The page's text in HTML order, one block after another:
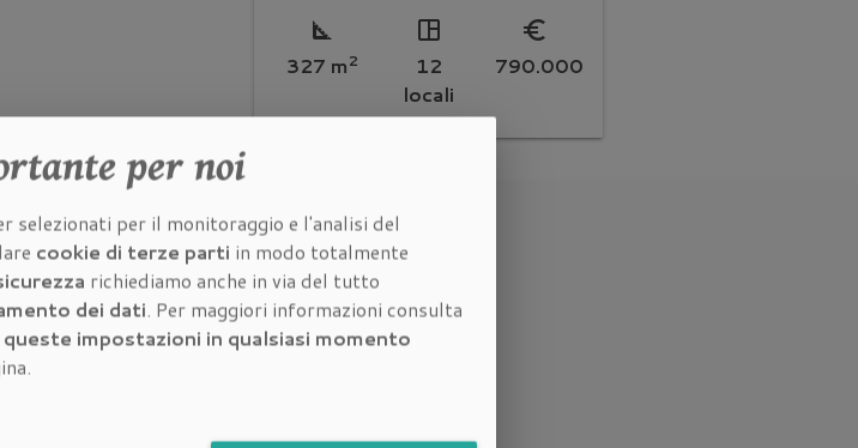
square_foot
327 m2
space_dashboard
12
locali
euro_symbol
790.000
per noi
selezionati per il monitoraggio e l'analisi del
cookie di terze parti in modo totalmente
richiediamo anche in via del tutto
dei dati. Per maggiori informazioni consulta
impostazioni in qualsiasi momento